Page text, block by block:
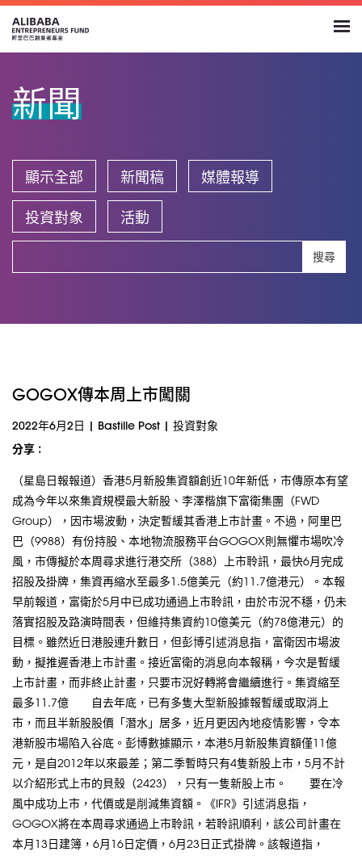
新聞
顯示全部 新聞稿 媒體報導
投資對象 活動
搜尋
GOGOX傳本周上市闖關
2022年6月2日 | Bastille Post | 投資對象
分享 :
（星島日報報道）香港5月新股集資額創近10年新低，市傳原本有望
成為今年以來集資規模最大新股、李澤楷旗下富衛集團（FWD
Group），因市場波動，決定暫緩其香港上市計畫。不過，阿里巴
巴（9988）有份持股、本地物流服務平台GOGOX則無懼市場吹冷
風，市傳擬於本周尋求進行港交所（388）上市聆訊，最快6月完成
招股及掛牌，集資再縮水至最多1.5億美元（約11.7億港元）。本報
早前報道，富衛於5月中已成功通過上市聆訊，由於市況不穩，仍未
落實招股及路演時間表，但維持集資約10億美元（約78億港元）的
目標。雖然近日港股連升數日，但彭博引述消息指，富衛因市場波
動，擬推遲香港上市計畫。接近富衛的消息向本報稱，今次是暫緩
上市計畫，而非終止計畫，只要市況好轉將會繼續進行。集資縮至
最多11.7億 自去年底，已有多隻大型新股據報暫緩或取消上
市，而且半新股股價「潛水」居多，近月更因內地疫情影響，令本
港新股市場陷入谷底。彭博數據顯示，本港5月新股集資額僅11億
元，是自2012年以來最差；第二季暫時只有4隻新股上市，5月不計
以介紹形式上市的貝殼（2423），只有一隻新股上市。 要在冷
風中成功上市，代價或是削減集資額。《IFR》引述消息指，
GOGOX將在本周尋求通過上市聆訊，若聆訊順利，該公司計畫在
本月13日建簿，6月16日定價，6月23日正式掛牌。該報道指，